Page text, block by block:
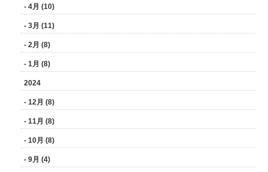
- 4月 (10)
- 3月 (11)
- 2月 (8)
- 1月 (8)
2024
- 12月 (8)
- 11月 (8)
- 10月 (8)
- 9月 (4)